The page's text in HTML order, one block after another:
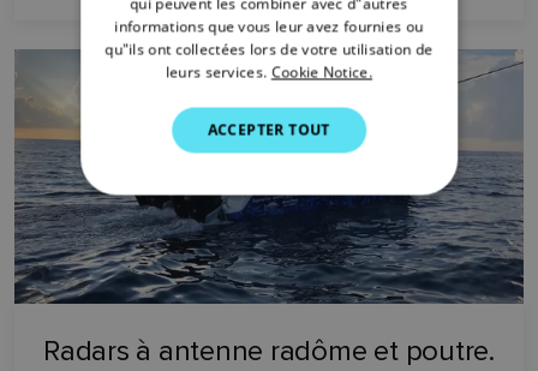
Radars à antenne radôme et poutre.
SWEDISH
GERMAN
DUTCH
SPANISH
FINNISH
informations que vous leur avez fournies ou
qu"ils ont collectées lors de votre utilisation de
leurs services. Cookie Notice.
ACCEPTER TOUT